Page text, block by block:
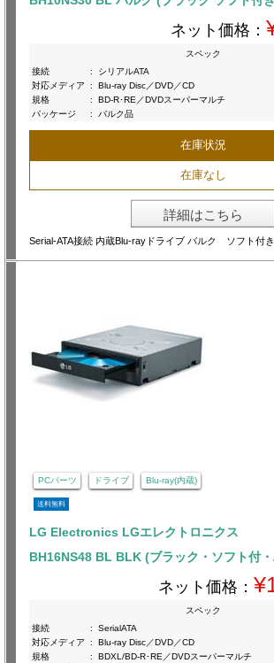
ネット価格：
スペック
接続
:
シリアルATA
対応メディア
:
Blu-ray Disc／DVD／CD
規格
:
BD-R･RE／DVDスーパーマルチ
パッケージ
: バルク品
在庫状況
在庫なし
詳細はこちら
Serial-ATA接続 内蔵Blu-rayドライブ バルク ソフト付き
PCパーツ ドライブ Blu-ray(内蔵)
送料無料
LG Electronics LGエレクトロニクス
BH16NS48 BL BLK (ブラック・ソフト付
ネット価格：
スペック
接続
:
SerialATA
対応メディア
:
Blu-ray Disc／DVD／CD
規格
:
BDXL/BD-R･RE／DVDスーパーマルチ